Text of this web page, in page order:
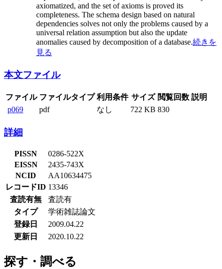
axiomatized, and the set of axioms is proved its
completeness. The schema design based on natural
dependencies solves not only the problems caused by a
universal relation assumption but also the update
anomalies caused by decomposition of a database.続きを
見る
本文ファイル
ファイル ファイルタイプ 利用条件 サイズ 閲覧回数 説明
p069
pdf なし 722 KB 830
詳細
PISSN
0286-522X
EISSN
2435-743X
NCID
AA10634475
レコードID 13346
査読有無
査読有
タイプ
学術雑誌論文
登録日
2009.04.22
更新日
2020.10.22
探す・調べる